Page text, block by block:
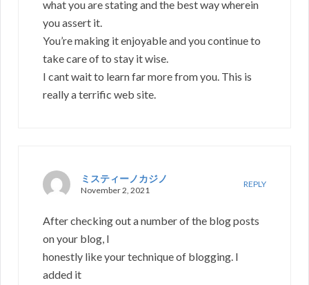
what you are stating and the best way wherein
you assert it.
You’re making it enjoyable and you continue to
take care of to stay it wise.
I cant wait to learn far more from you. This is
really a terrific web site.
ミスティーノカジノ
November 2, 2021
REPLY
After checking out a number of the blog posts
on your blog, I
honestly like your technique of blogging. I
added it